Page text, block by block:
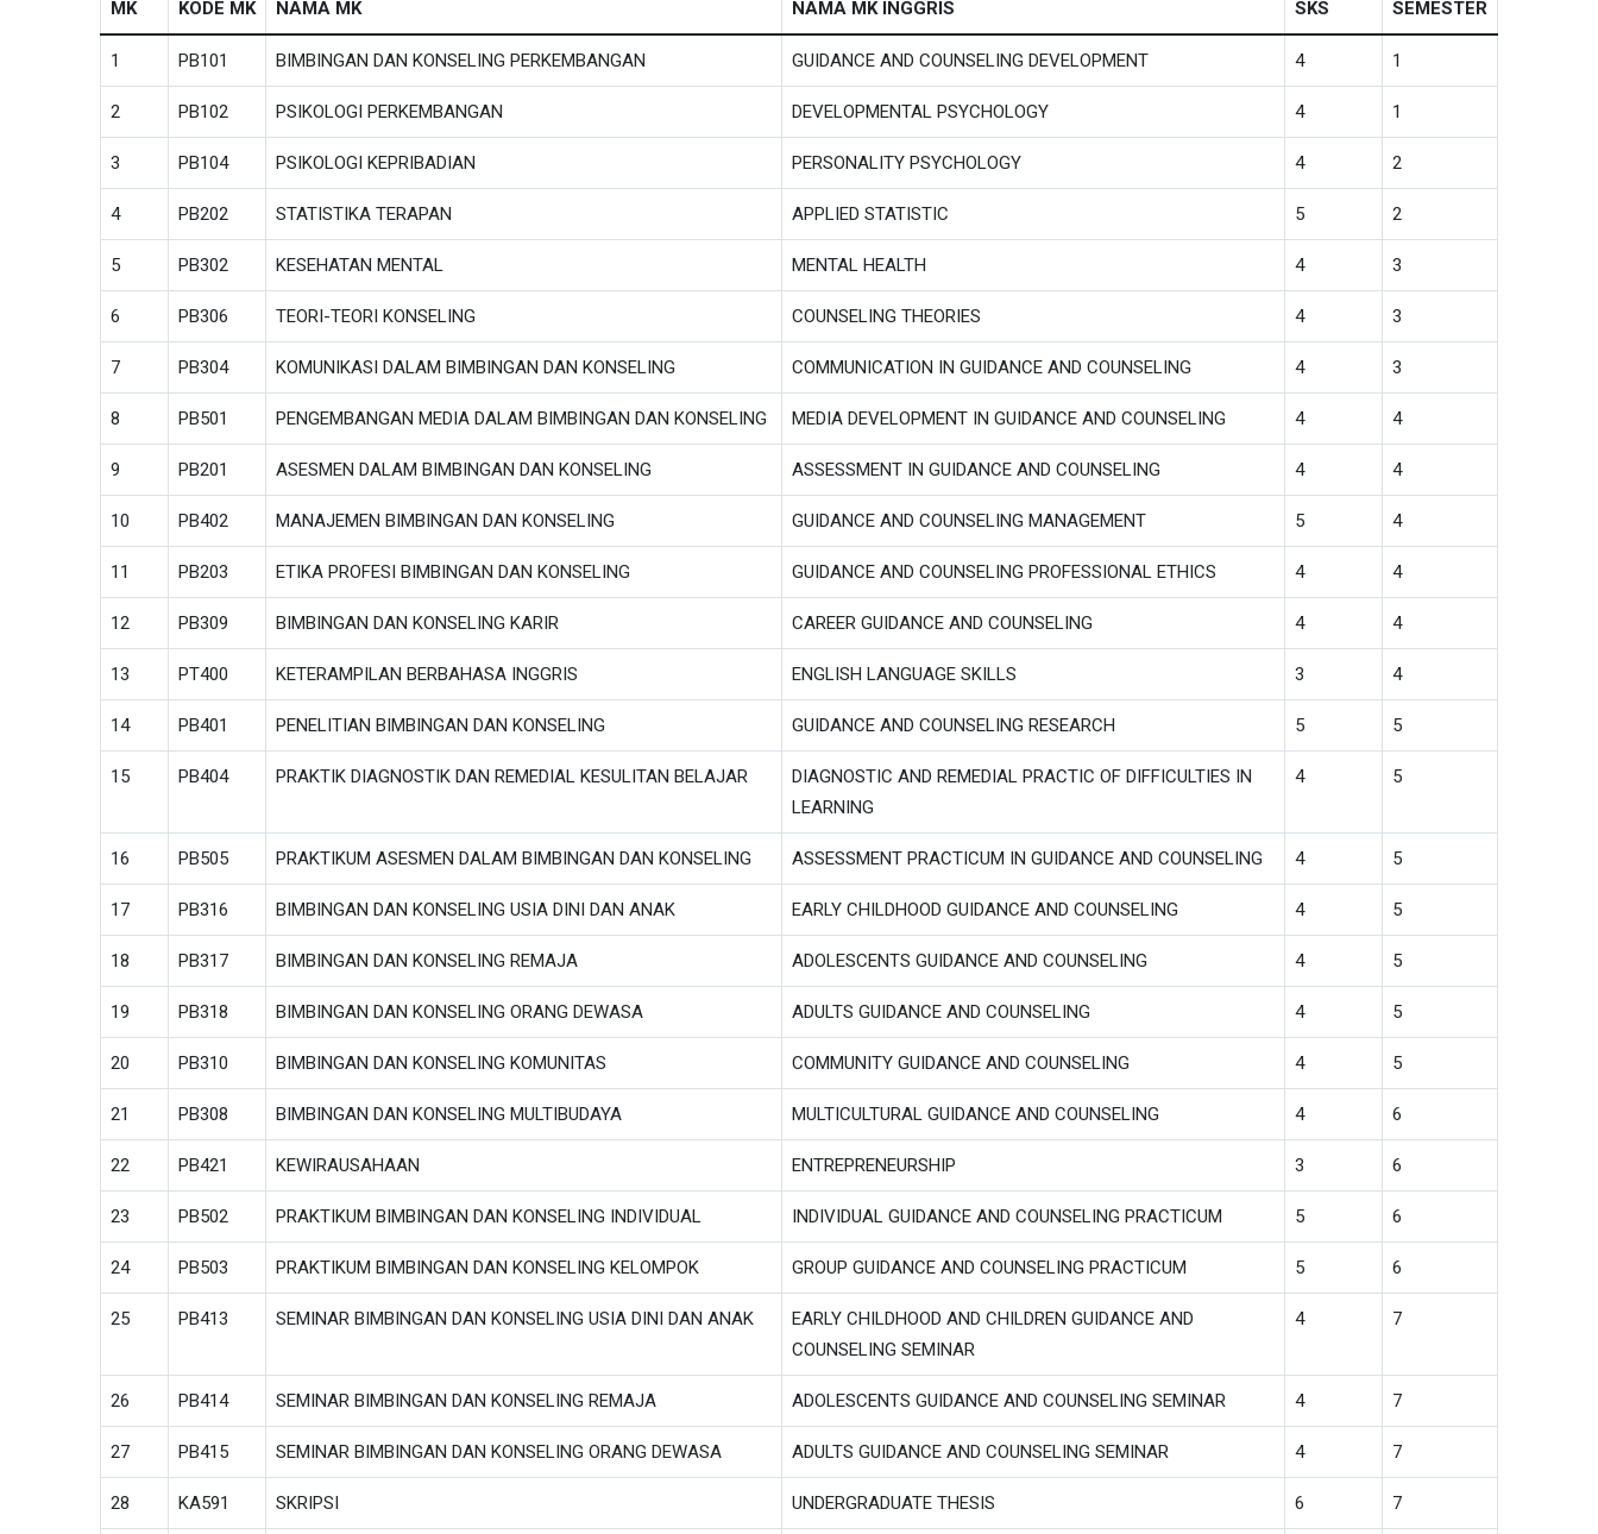
MK
KODE MK NAMA MK NAMA MK INGGRIS SKS SEMESTER
1 PB101 BIMBINGAN DAN KONSELING PERKEMBANGAN GUIDANCE AND COUNSELING DEVELOPMENT 4 1
2 PB102 PSIKOLOGI PERKEMBANGAN DEVELOPMENTAL PSYCHOLOGY 4 1
3 PB104 PSIKOLOGI KEPRIBADIAN PERSONALITY PSYCHOLOGY 4 2
4 PB202 STATISTIKA TERAPAN APPLIED STATISTIC 5 2
5 PB302 KESEHATAN MENTAL MENTAL HEALTH 4 3
6 PB306 TEORI-TEORI KONSELING COUNSELING THEORIES 4 3
7 PB304 KOMUNIKASI DALAM BIMBINGAN DAN KONSELING COMMUNICATION IN GUIDANCE AND COUNSELING 4 3
8 PB501 PENGEMBANGAN MEDIA DALAM BIMBINGAN DAN KONSELING MEDIA DEVELOPMENT IN GUIDANCE AND COUNSELING 4 4
9 PB201 ASESMEN DALAM BIMBINGAN DAN KONSELING ASSESSMENT IN GUIDANCE AND COUNSELING 4 4
10 PB402 MANAJEMEN BIMBINGAN DAN KONSELING GUIDANCE AND COUNSELING MANAGEMENT 5 4
11 PB203 ETIKA PROFESI BIMBINGAN DAN KONSELING GUIDANCE AND COUNSELING PROFESSIONAL ETHICS 4 4
12 PB309 BIMBINGAN DAN KONSELING KARIR CAREER GUIDANCE AND COUNSELING 4 4
13 PT400 KETERAMPILAN BERBAHASA INGGRIS ENGLISH LANGUAGE SKILLS 3 4
14 PB401 PENELITIAN BIMBINGAN DAN KONSELING GUIDANCE AND COUNSELING RESEARCH 5 5
15 PB404 PRAKTIK DIAGNOSTIK DAN REMEDIAL KESULITAN BELAJAR
DIAGNOSTIC AND REMEDIAL PRACTIC OF DIFFICULTIES IN
LEARNING
4 5
16 PB505 PRAKTIKUM ASESMEN DALAM BIMBINGAN DAN KONSELING ASSESSMENT PRACTICUM IN GUIDANCE AND COUNSELING 4 5
17 PB316 BIMBINGAN DAN KONSELING USIA DINI DAN ANAK EARLY CHILDHOOD GUIDANCE AND COUNSELING 4 5
18 PB317 BIMBINGAN DAN KONSELING REMAJA ADOLESCENTS GUIDANCE AND COUNSELING 4 5
19 PB318 BIMBINGAN DAN KONSELING ORANG DEWASA ADULTS GUIDANCE AND COUNSELING 4 5
20 PB310 BIMBINGAN DAN KONSELING KOMUNITAS COMMUNITY GUIDANCE AND COUNSELING 4 5
21 PB308 BIMBINGAN DAN KONSELING MULTIBUDAYA MULTICULTURAL GUIDANCE AND COUNSELING 4 6
22 PB421 KEWIRAUSAHAAN ENTREPRENEURSHIP 3 6
23 PB502 PRAKTIKUM BIMBINGAN DAN KONSELING INDIVIDUAL INDIVIDUAL GUIDANCE AND COUNSELING PRACTICUM 5 6
24 PB503 PRAKTIKUM BIMBINGAN DAN KONSELING KELOMPOK GROUP GUIDANCE AND COUNSELING PRACTICUM 5 6
25 PB413 SEMINAR BIMBINGAN DAN KONSELING USIA DINI DAN ANAK
EARLY CHILDHOOD AND CHILDREN GUIDANCE AND
COUNSELING SEMINAR
4 7
26 PB414 SEMINAR BIMBINGAN DAN KONSELING REMAJA ADOLESCENTS GUIDANCE AND COUNSELING SEMINAR 4 7
27 PB415 SEMINAR BIMBINGAN DAN KONSELING ORANG DEWASA ADULTS GUIDANCE AND COUNSELING SEMINAR 4 7
28 KA591 SKRIPSI UNDERGRADUATE THESIS 6 7